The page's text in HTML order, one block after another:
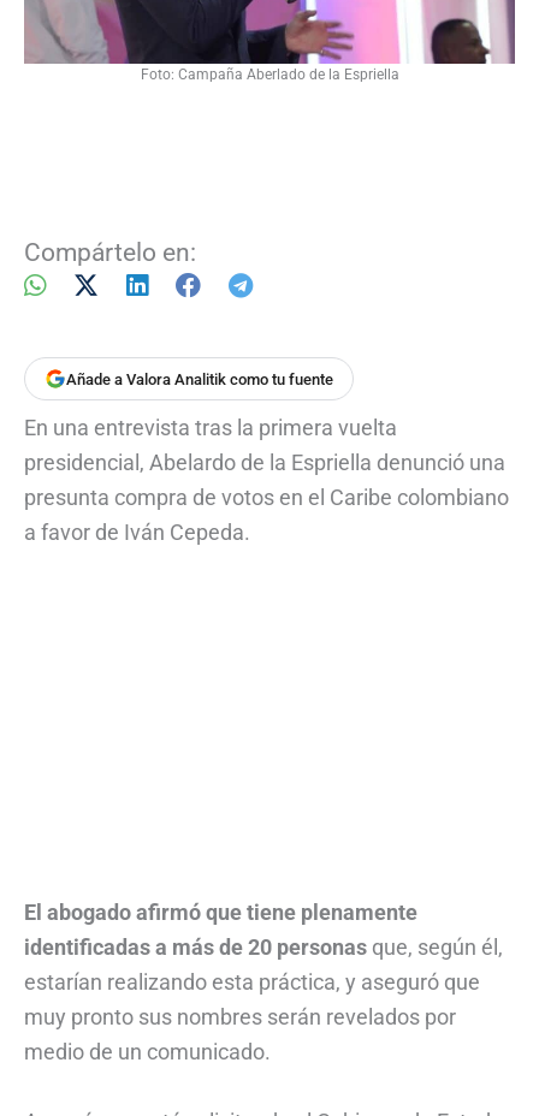
Foto: Campaña Aberlado de la Espriella
Compártelo en:
Añade a Valora Analitik como tu fuente
En una entrevista tras la primera vuelta
presidencial, Abelardo de la Espriella denunció una
presunta compra de votos en el Caribe colombiano
a favor de Iván Cepeda.
El abogado afirmó que tiene plenamente
identificadas a más de 20 personas que, según él,
estarían realizando esta práctica, y aseguró que
muy pronto sus nombres serán revelados por
medio de un comunicado.